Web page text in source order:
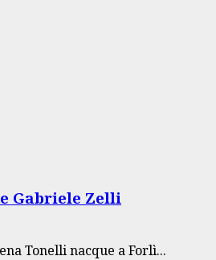
e Gabriele Zelli
Tonelli nacque a Forlì...